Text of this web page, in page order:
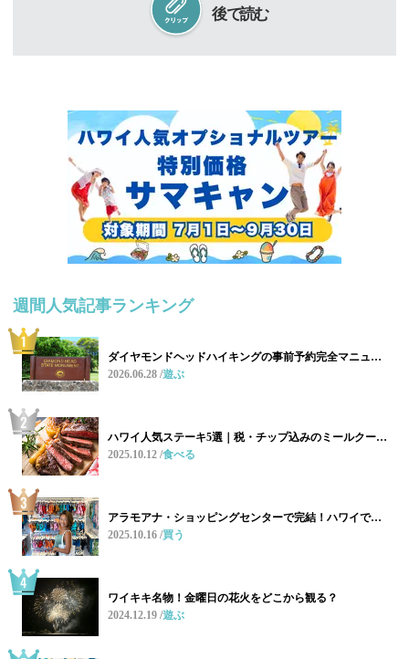
後で読む
週間人気記事ランキング
ダイヤモンドヘッドハイキングの事前予約完全マニュ…
2026.06.28 遊ぶ
ハワイ人気ステーキ5選｜税・チップ込みのミールクー…
2025.10.12 食べる
アラモアナ・ショッピングセンターで完結！ハワイで…
2025.10.16 買う
ワイキキ名物！金曜日の花火をどこから観る？
2024.12.19 遊ぶ